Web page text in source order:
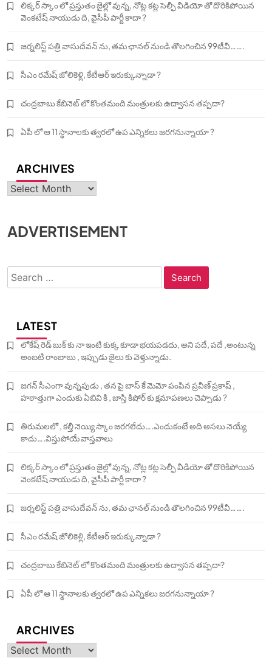
లిక్కర్ స్కాం లో ప్రస్తుతం జైల్లో వున్న, నోట్ల కట్ల సెల్ఫీ వీడియో తో దొరికిపోయిన
వెంకటేష్ నాయుడు ది, వైసీపీ పార్టీ కాదా ?
జర్నలిస్ట్ పత్రి వాసుదేవన్ ను, తమ ఛానల్ నుండి తొలగించిన 99టీవీ…….
సీఎం రమేష్ జోలికెళ్లి, కేటీఆర్ ఇరుక్కున్నాడా ?
చంద్రబాబు కేబినెట్ లో కొంతమంది మంత్రులకు ఉద్వాసన తప్పదా?
ఏపీ లో ఆ 11 స్థానాలకు త్వరలో ఉప ఎన్నికలు జరగనున్నాయా ?
ARCHIVES
Archives
ADVERTISEMENT
Search
for:
LATEST
లోకేష్ రెడ్ బుక్ కు నా ఇంటి కుక్క కూడా భయపడదు, అని పదే, పదే ,అంటున్న
అంబటి రాంబాబు , ఇప్పుడు జైలు కు వెళ్తున్నాడు.
జగన్ సీఎంగా వున్నపుడు , తన పై బాస్ కే మెమో పంపిన ప్రవీణ్ ప్రకాష్ ,
హఠాత్తుగా ఎందుకు ఏబివి కి , జాస్తి కిషోర్ కు క్షమాపణలు చెప్పాడు ?
తిరుమలలో , కల్తీ నెయ్యి స్కాం జరగలేదు….ఎందుకంటే అది అసలు నెయ్యే
కాదు….విస్తుపోయే వాస్తవాలు
లిక్కర్ స్కాం లో ప్రస్తుతం జైల్లో వున్న, నోట్ల కట్ల సెల్ఫీ వీడియో తో దొరికిపోయిన
వెంకటేష్ నాయుడు ది, వైసీపీ పార్టీ కాదా ?
జర్నలిస్ట్ పత్రి వాసుదేవన్ ను, తమ ఛానల్ నుండి తొలగించిన 99టీవీ…….
సీఎం రమేష్ జోలికెళ్లి, కేటీఆర్ ఇరుక్కున్నాడా ?
చంద్రబాబు కేబినెట్ లో కొంతమంది మంత్రులకు ఉద్వాసన తప్పదా?
ఏపీ లో ఆ 11 స్థానాలకు త్వరలో ఉప ఎన్నికలు జరగనున్నాయా ?
ARCHIVES
Archives